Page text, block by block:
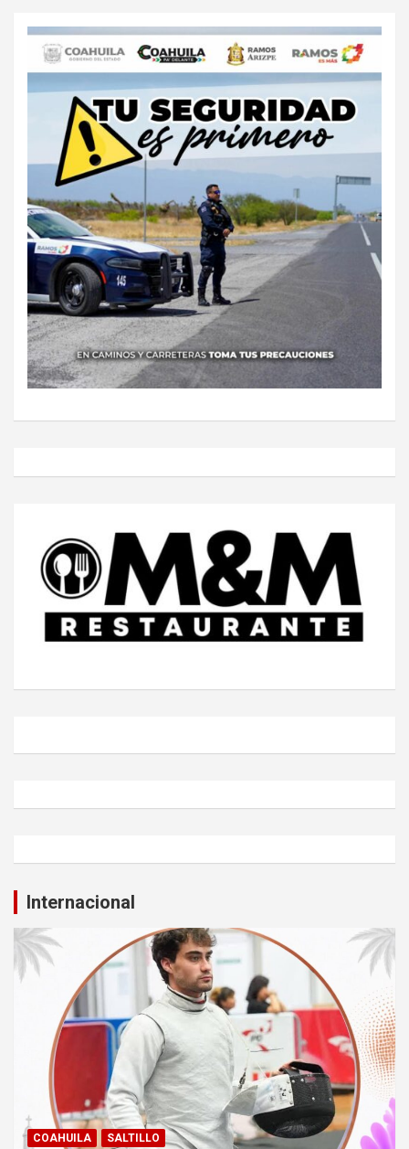
Internacional
COAHUILA SALTILLO